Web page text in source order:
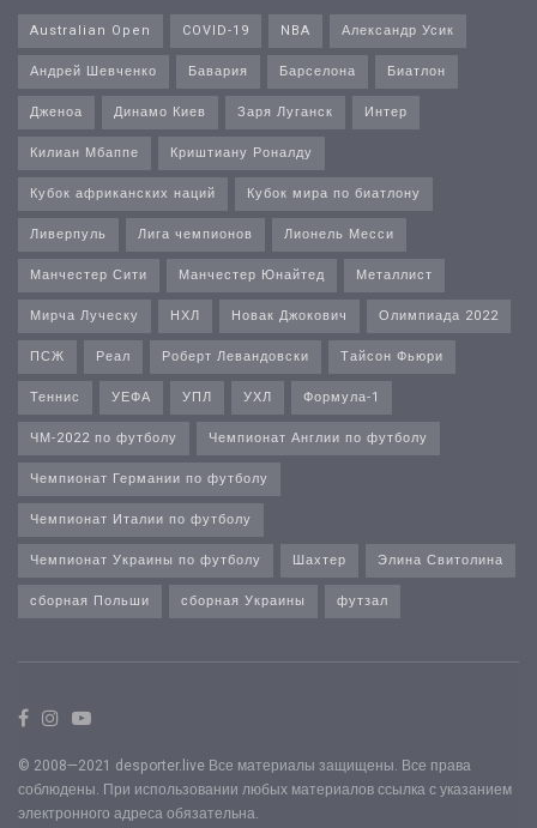
Australian Open COVID-19 NBA
Александр Усик
Андрей Шевченко
Бавария Барселона
Биатлон
Дженоа
Динамо Киев Заря Луганск
Интер
Килиан Мбаппе
Криштиану Роналду
Кубок африканских наций
Кубок мира по биатлону
Ливерпуль
Лига чемпионов
Лионель Месси
Манчестер Сити
Манчестер Юнайтед
Металлист
Мирча Луческу
НХЛ Новак Джокович
Олимпиада 2022
ПСЖ
Реал Роберт Левандовски
Тайсон Фьюри
Теннис
УЕФА УПЛ УХЛ
Формула-1
ЧМ-2022 по футболу
Чемпионат Англии по футболу
Чемпионат Германии по футболу
Чемпионат Италии по футболу
Чемпионат Украины по футболу
Шахтер
Элина Свитолина
сборная Польши
сборная Украины футзал
© 2008—2021 desporter.live Все материалы защищены. Все права
соблюдены. При использовании любых материалов ссылка с указанием
электронного адреса обязательна.